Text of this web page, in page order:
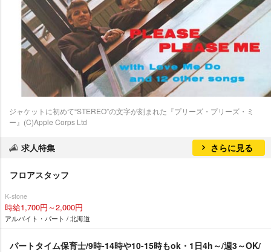
ジャケットに初めて“STEREO”の文字が刻まれた『プリーズ・プリーズ・ミ
ー』(C)Apple Corps Ltd
求人特集 さらに見る
フロアスタッフ
K-stone
時給1,700円～2,000円
アルバイト・パート / 北海道
パートタイム保育士/9時-14時や10-15時もok・1日4h～/週3～OK/